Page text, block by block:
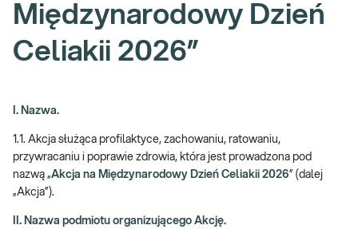
Międzynarodowy Dzień
Celiakii 2026”
I. Nazwa.
1.1. Akcja służąca profilaktyce, zachowaniu, ratowaniu,
przywracaniu i poprawie zdrowia, która jest prowadzona pod
nazwą „Akcja na Międzynarodowy Dzień Celiakii 2026” (dalej
„Akcja”).
II. Nazwa podmiotu organizującego Akcję.